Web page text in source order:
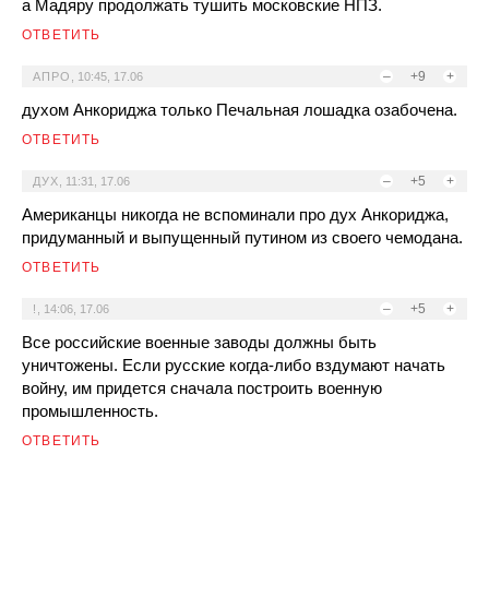
а Мадяру продолжать тушить московские НПЗ.
ОТВЕТИТЬ
– +9 +
АПРО 10:45, 17.06
духом Анкориджа только Печальная лошадка озабочена.
ОТВЕТИТЬ
– +5 +
ДУХ 11:31, 17.06
Американцы никогда не вспоминали про дух Анкориджа,
придуманный и выпущенный путином из своего чемодана.
ОТВЕТИТЬ
– +5 +
! 14:06, 17.06
Все российские военные заводы должны быть
уничтожены. Если русские когда-либо вздумают начать
войну, им придется сначала построить военную
промышленность.
ОТВЕТИТЬ